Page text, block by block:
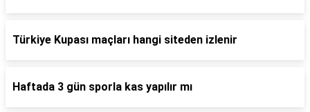
Türkiye Kupası maçları hangi siteden izlenir
Haftada 3 gün sporla kas yapılır mı